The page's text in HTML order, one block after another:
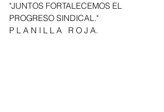
"JUNTOS FORTALECEMOS EL
PROGRESO SINDICAL."
P L A N I L L A   R O J A.